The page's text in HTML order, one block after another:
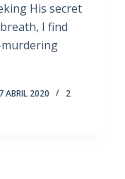
His secret
I find
7 ABRIL 2020
2